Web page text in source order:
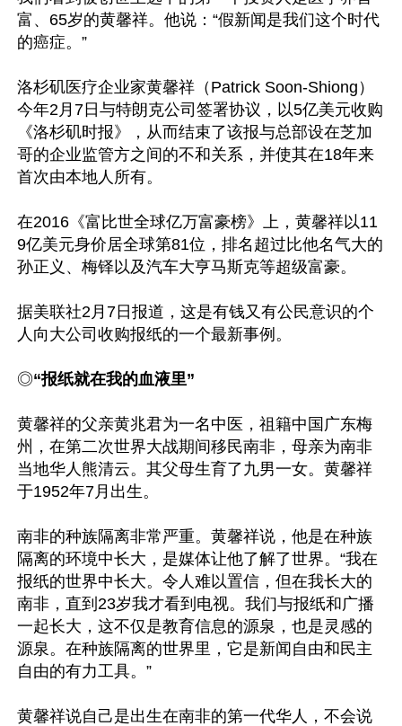
富、65岁的黄馨祥。他说：“假新闻是我们这个时代
的癌症。”
洛杉矶医疗企业家黄馨祥（Patrick Soon-Shiong）
今年2月7日与特朗克公司签署协议，以5亿美元收购
《洛杉矶时报》，从而结束了该报与总部设在芝加
哥的企业监管方之间的不和关系，并使其在18年来
首次由本地人所有。
在2016《富比世全球亿万富豪榜》上，黄馨祥以11
9亿美元身价居全球第81位，排名超过比他名气大的
孙正义、梅铎以及汽车大亨马斯克等超级富豪。
据美联社2月7日报道，这是有钱又有公民意识的个
人向大公司收购报纸的一个最新事例。
◎“报纸就在我的血液里”
黄馨祥的父亲黄兆君为一名中医，祖籍中国广东梅
州，在第二次世界大战期间移民南非，母亲为南非
当地华人熊清云。其父母生育了九男一女。黄馨祥
于1952年7月出生。
南非的种族隔离非常严重。黄馨祥说，他是在种族
隔离的环境中长大，是媒体让他了解了世界。“我在
报纸的世界中长大。令人难以置信，但在我长大的
南非，直到23岁我才看到电视。我们与报纸和广播
一起长大，这不仅是教育信息的源泉，也是灵感的
源泉。在种族隔离的世界里，它是新闻自由和民主
自由的有力工具。”
黄馨祥说自己是出生在南非的第一代华人，不会说